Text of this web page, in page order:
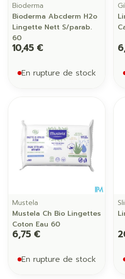
Bioderma
Bioderma Abcderm H2o
Lingette Nett S/parab.
60
10,45 €
En rupture de stock
Mustela
Mustela Ch Bio Lingettes
Coton Eau 60
6,75 €
En rupture de stock